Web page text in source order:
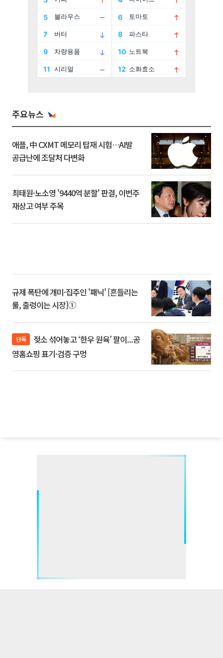
주요뉴스
애플, 中 CXMT 메모리 탑재 시험…AI발
공급난에 조달처 다변화
최태원·노소영 '9440억 분할' 판결, 이번주
재상고 여부 주목
규제 폭탄에 개미·집주인 '패닉' [흔들리는
룰, 출렁이는 시장]①
단독
영홈쇼핑 표기·검증 구멍